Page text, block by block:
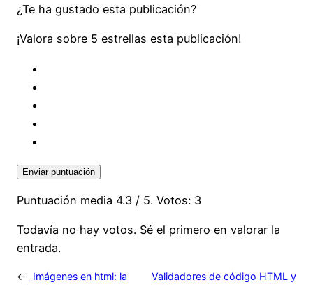
¿Te ha gustado esta publicación?
¡Valora sobre 5 estrellas esta publicación!
Enviar puntuación
Puntuación media 4.3 / 5. Votos: 3
Todavía no hay votos. Sé el primero en valorar la
entrada.
←
Imágenes en html: la
Validadores de código HTML y